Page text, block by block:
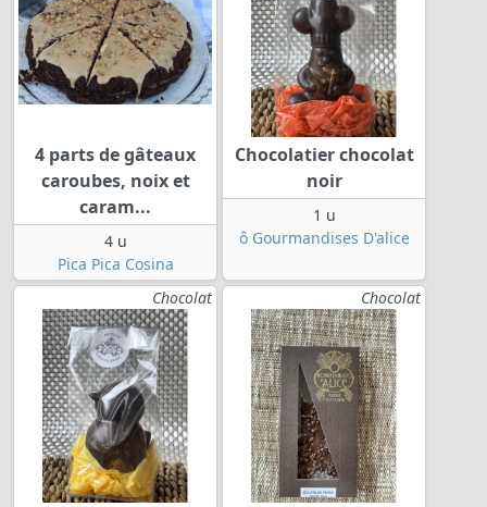
4 parts de gâteaux
caroubes, noix et
caram...
4 u
Pica Pica Cosina
Chocolatier chocolat
noir
1 u
ô Gourmandises D'alice
Chocolat Chocolat